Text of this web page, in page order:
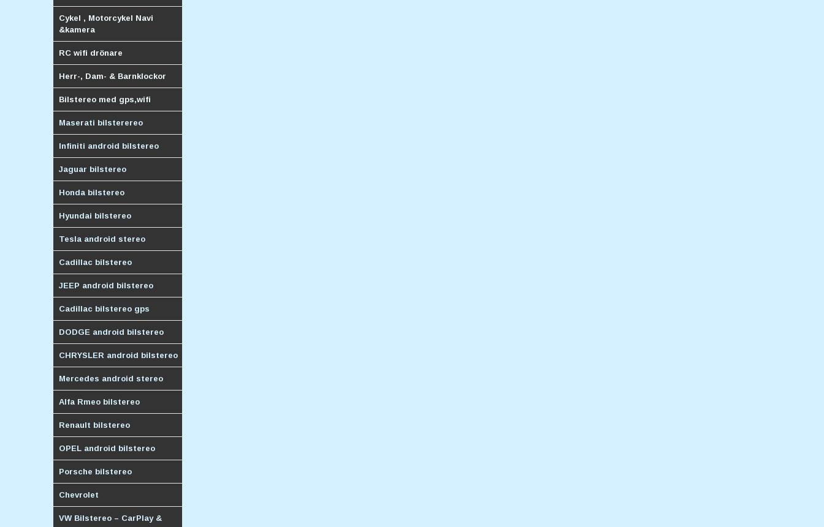
Cykel , Motorcykel Navi
&kamera
RC wifi drönare
Herr-, Dam- & Barnklockor
Bilstereo med gps,wifi
Maserati bilsterereo
Infiniti android bilstereo
Jaguar bilstereo
Honda bilstereo
Hyundai bilstereo
Tesla android stereo
Cadillac bilstereo
JEEP android bilstereo
Cadillac bilstereo gps
DODGE android bilstereo
CHRYSLER android bilstereo
Mercedes android stereo
Alfa Rmeo bilstereo
Renault bilstereo
OPEL android bilstereo
Porsche bilstereo
Chevrolet
VW Bilstereo – CarPlay &